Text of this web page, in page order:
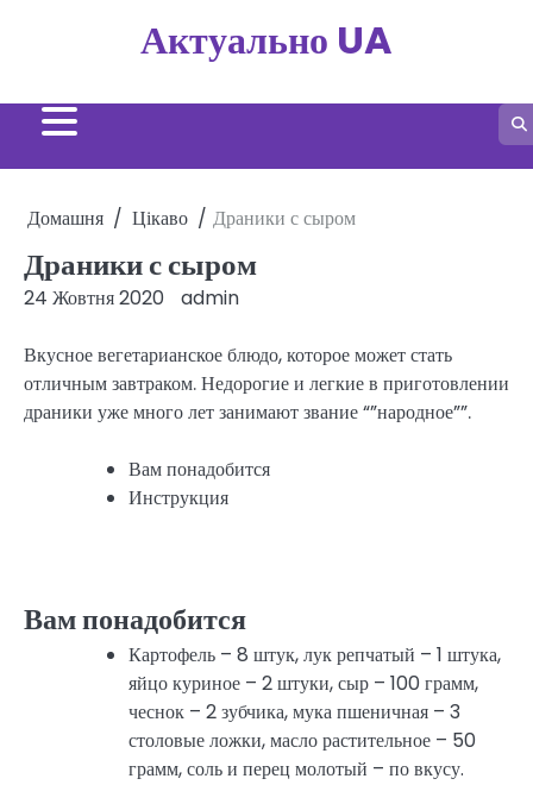
Актуально UA
Домашня Цікаво Драники с сыром
Драники с сыром
24 Жовтня 2020 admin
Вкусное вегетарианское блюдо, которое может стать
отличным завтраком. Недорогие и легкие в приготовлении
драники уже много лет занимают звание “”народное””.
Вам понадобится
Инструкция
Вам понадобится
Картофель – 8 штук, лук репчатый – 1 штука,
яйцо куриное – 2 штуки, сыр – 100 грамм,
чеснок – 2 зубчика, мука пшеничная – 3
столовые ложки, масло растительное – 50
грамм, соль и перец молотый – по вкусу.